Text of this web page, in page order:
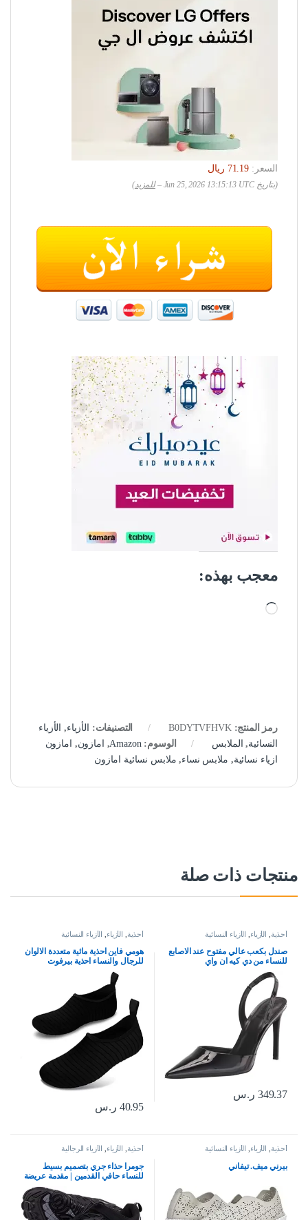
السعر:
‏71.19 ريال
(بتاريخ Jun 25, 2026 13:15:13 UTC – للمزيد)
معجب بهذه:
جاري التحميل…
رمز المنتج: B0DYTVFHVK التصنيفات: الأزياء, الأزياء
النسائية, الملابس الوسوم: Amazon
, امازون, امازون
ازياء نسائية, ملابس نساء, ملابس نسائية امازون
منتجات ذات صلة
أحذية الأزياء الأزياء النسائية
صندل بكعب عالي مفتوح عند الاصابع
للنساء من دي كيه ان واي
349.37 ر.س
أحذية الأزياء الأزياء النسائية
هومي فاين احذية مائية متعددة الالوان
للرجال والنساء احذية بيرفوت
للشاطئ وحمام السباحة للاولاد
والبنات، احذية مائية سريعة الجفاف
لليوجا وركوب الامواج والسباحة
والرياضات المائية
40.95 ر.س
أحذية الأزياء الأزياء النسائية
بيرني ميف. تيفاني
أحذية الأزياء الأزياء الرجالية
جومرا حذاء جري بتصميم بسيط
للنساء حافي القدمين | مقدمة عريضة